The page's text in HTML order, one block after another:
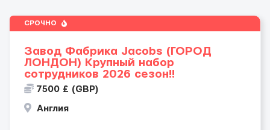
СРОЧНО
Завод Фабрика Jacobs (ГОРОД
ЛОНДОН) Крупный набор
сотрудников 2026 сезон!!
7500 £ (GBP)
Англия